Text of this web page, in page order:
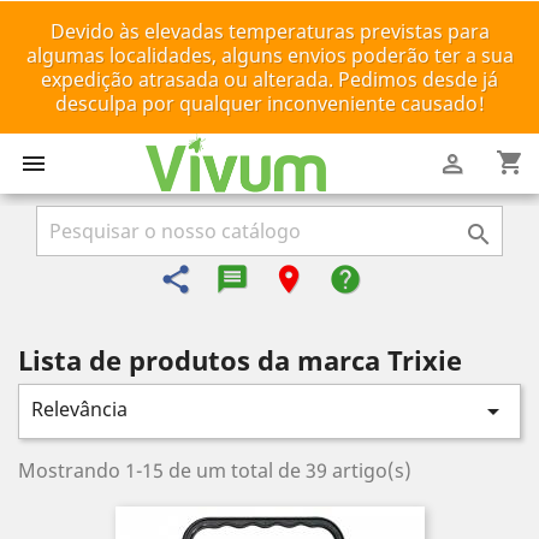
Devido às elevadas temperaturas previstas para
algumas localidades, alguns envios poderão ter a sua
expedição atrasada ou alterada. Pedimos desde já
desculpa por qualquer inconveniente causado!
 shopping_cart


share message-reply-text
room help
Lista de produtos da marca Trixie
Relevância 
Mostrando 1-15 de um total de 39 artigo(s)